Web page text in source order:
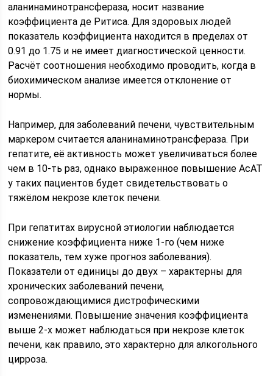
аланинаминотрансфераза, носит название
коэффициента де Ритиса. Для здоровых людей
показатель коэффициента находится в пределах от
0.91 до 1.75 и не имеет диагностической ценности.
Расчёт соотношения необходимо проводить, когда в
биохимическом анализе имеется отклонение от
нормы.
Например, для заболеваний печени, чувствительным
маркером считается аланинаминотрансфераза. При
гепатите, её активность может увеличиваться более
чем в 10-ть раз, однако выраженное повышение АсАТ
у таких пациентов будет свидетельствовать о
тяжёлом некрозе клеток печени.
При гепатитах вирусной этиологии наблюдается
снижение коэффициента ниже 1-го (чем ниже
показатель, тем хуже прогноз заболевания).
Показатели от единицы до двух – характерны для
хронических заболеваний печени,
сопровождающимися дистрофическими
изменениями. Повышение значения коэффициента
выше 2-х может наблюдаться при некрозе клеток
печени, как правило, это характерно для алкогольного
цирроза.